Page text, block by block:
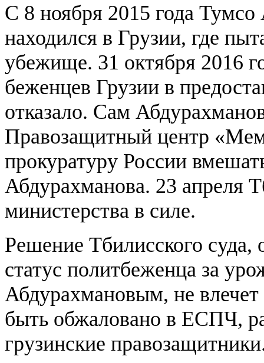
С 8 ноября 2015 года
находился в Грузии, где
убежище. 31 октября 2016
беженцев Грузии в
отказало. Сам
Правозащитный центр
прокуратуру России
Абдурахманова. 23 апреля
министерства в силе.
Решение Тбилисского суда,
статус политбеженца за
Абдурахмановым, не влечет
быть обжаловано в ЕСПЧ,
грузинские